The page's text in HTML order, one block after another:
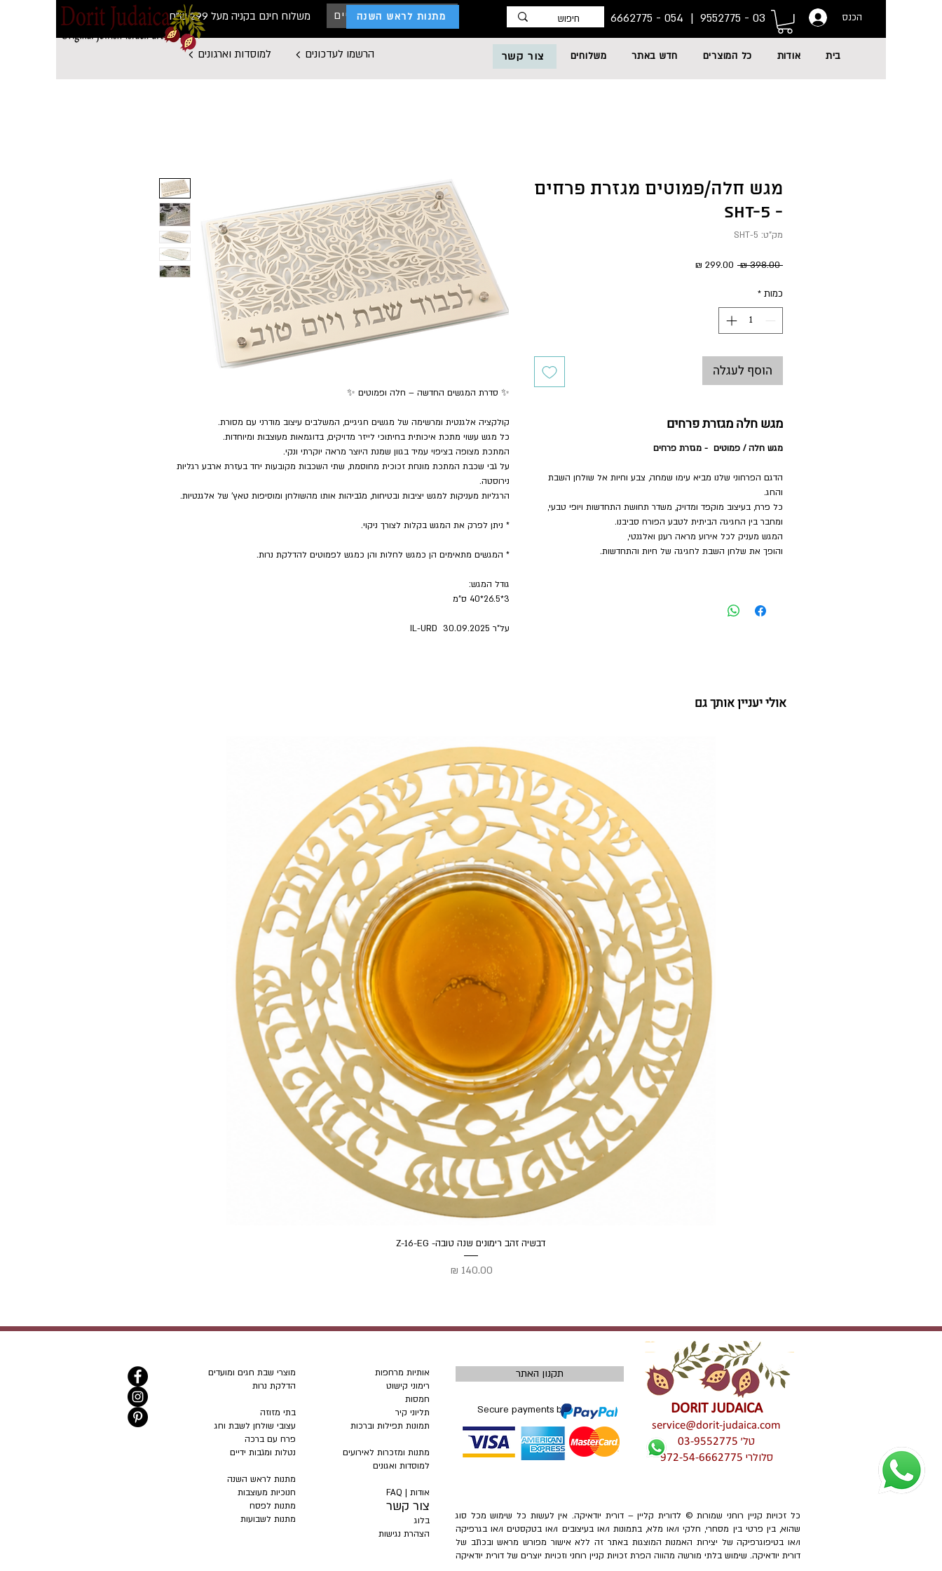
כניסת לקוחות עסקיים משלוח חינם בקניה מעל 299 ש"ח הכנס 03 - 9552775 | מתנות לראש השנה
הרשמו לעדכונים למוסדות וארגונים בית אודות כל המוצרים חדש באתר משלוחים צור קשר
✨ סדרת המגשים החדשה – חלה ופמוטים ✨
קולקציה אלגנטית ומרשימה של מגשים חגיגיים, המשלבים עיצוב מודרני עם מסורת.
כל מגש עשוי מתכת איכותית בחיתוכי לייזר מדויקים, בדוגמאות מעוצבות ומיוחדות.
המתכת מצופה בציפוי עמיד בגוון שמנת היוצר מראה יוקרתי ונקי.
על גבי שכבת המתכת מונחת זכוכית מחוסמת, שתי השכבות מקובעות יחד בעזרת ארבע רגליות
נירוסטה.
הרגליות מעניקות למגש יציבות ובטיחות, מגביהות אותו מהשולחן ומוסיפות טאץ’ של אלגנטיות.
* ניתן לפרק את המגש בקלות לצורך ניקוי.
* המגשים מתאימים הן כמגש לחלות והן כמגש לפמוטים להדלקת נרות.
גודל המגש:
3*26.5*40 ס"מ
על"ר 30.09.2025 IL-URD
מגש חלה/פמוטים מגזרת פרחים
- SHT-5
מק"ט: SHT-5
‏398.00 ‏₪
מחיר
מחיר
כמות *
הוסף לעגלה
מגש חלה מגזרת פרחים
מגש חלה / פמוטים - מגזרת פרחים
הדגם הפרחוני שלנו מביא עימו שמחה, צבע וחיות אל שולחן השבת
והחג.
כל פרח, בעיצוב מוקפד ומדויק, משדר תחושת התחדשות ויופי טבעי,
ומחבר בין החגיגה הביתית לטבע הפורח סביבנו.
המגש מעניק לכל אירוע מראה רענן ואלגנטי,
והופך את שלחן השבת לחגיגה של חיות והתחדשות.
אולי יעניין אותך גם
תצוגה מהירה
דבשיה זהב רימונים שנה טובה- Z-16-EG
מחיר
DORIT JUDAICA
service@dorit-judaica.com
טל' 03-9552775
סלולרי 972-54-6662775
תקנון האתר
Secure payments by
כל זכויות קניין רוחני שמורות © לדורית קליין – דורית יודאיקה. אין לעשות כל שימוש מכל סוג
שהוא, בין פרטי בין מסחרי, חלקי ו/או מלא, בתמונות ו/או בעיצובים ו/או בטקסטים ו/או בגרפיקה
ו/או בטיפוגרפיקה של יצירות האמנות המוצגות באתר זה ללא אישור מפורש מראש ובכתב של
דורית יודאיקה. שימוש בלתי מורשה מהווה הפרת זכויות קניין רוחני וזכויות יוצרים של דורית יודאיקה
אותיות מרחפות
רימוני קישוט
חמסות
תליוני קיר
תמונות תפילות וברכות
מתנות ומזכרות לאירועים
למוסדות ואגונים
אודות | FAQ
צור קשר
בלוג
הצהרת נגישות
מוצרי שבת חגים ומועדים
הדלקת נרות
בתי מזוזה
עצובי שולחן לשבת וחג
פרח עם ברכה
נטלות ומגבות ידיים
מתנות לראש השנה
חנוכיות מעוצבות
מתנות לפסח
מתנות לשבועות